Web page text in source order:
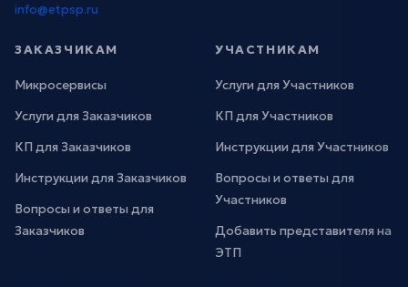
info@etpsp.ru
ЗАКАЗЧИКАМ
Микросервисы
Услуги для Заказчиков
КП для Заказчиков
Инструкции для Заказчиков
Вопросы и ответы для
Заказчиков
УЧАСТНИКАМ
Услуги для Участников
КП для Участников
Инструкции для Участников
Вопросы и ответы для
Участников
Добавить представителя на
ЭТП